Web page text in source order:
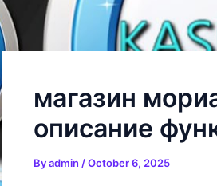
магазин
описание
Byadmin /October 6, 2025
Post
navigation